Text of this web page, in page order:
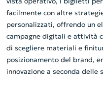
facilmente con altre
personalizzati, offrendo un
campagne digitali e attività
di scegliere materiali e
posizionamento del brand,
innovazione a seconda delle